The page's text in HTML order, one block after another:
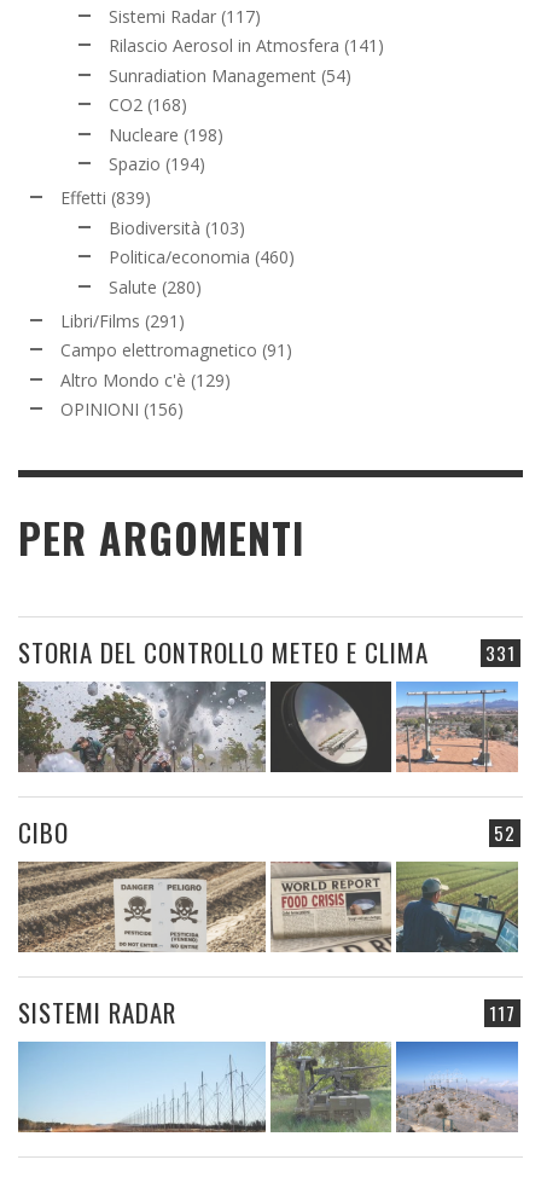
Sistemi Radar (117)
Rilascio Aerosol in Atmosfera (141)
Sunradiation Management (54)
CO2 (168)
Nucleare (198)
Spazio (194)
Effetti (839)
Biodiversità (103)
Politica/economia (460)
Salute (280)
Libri/Films (291)
Campo elettromagnetico (91)
Altro Mondo c'è (129)
OPINIONI (156)
PER ARGOMENTI
331
STORIA DEL CONTROLLO METEO E CLIMA
52
CIBO
117
SISTEMI RADAR